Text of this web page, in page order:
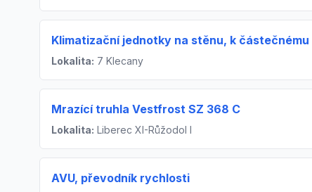
Klimatizační jednotky na stěnu, k
Lokalita: 7 Klecany
Mrazící truhla Vestfrost SZ 368 C
Lokalita: Liberec XI-Růžodol I
AVU, převodník rychlosti